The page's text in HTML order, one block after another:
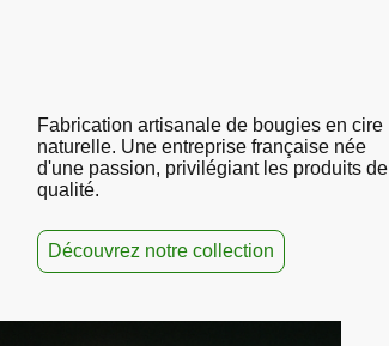
Fabrication artisanale de bougies en cire
naturelle. Une entreprise française née
d'une passion, privilégiant les produits de
qualité.
Découvrez notre collection